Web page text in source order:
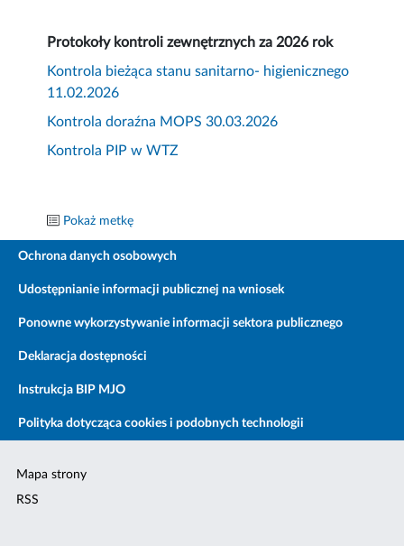
Protokoły kontroli zewnętrznych za 2026 rok
Kontrola bieżąca stanu sanitarno- higienicznego
11.02.2026
Kontrola doraźna MOPS 30.03.2026
Kontrola PIP w WTZ
Pokaż metkę
Ochrona danych osobowych
Udostępnianie informacji publicznej na wniosek
Ponowne wykorzystywanie informacji sektora publicznego
Deklaracja dostępności
Instrukcja BIP MJO
Polityka dotycząca cookies i podobnych technologii
Mapa strony
RSS